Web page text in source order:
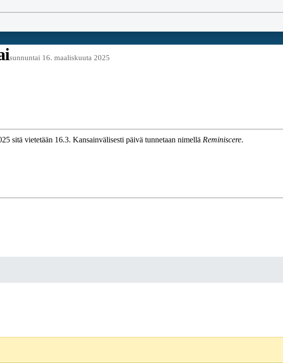
sunnuntai 16. maaliskuuta 2025
sitä vietetään 16.3. Kansainvälisesti päivä tunnetaan nimellä Reminiscere.